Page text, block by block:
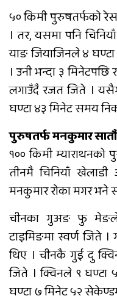
५० किमी पुरुषतर्फको
। तर, यसमा पनि
याङ जियाजिनले ४ घण्टा
। उनी भन्दा ३
लगाउँदै रजत जिते ।
घण्टा ४३ मिनेट समय
पुरुषतर्फ मनकुमार सातौं
१०० किमी म्याराथनको
तीनमै चिनियाँ खेलाडी
मनकुमार रोका मगर भने
चीनका गुअङ फु
टाइमिङमा स्वर्ण जिते
थिए । चीनकै गुई दु
जिते । क्विनले ९
घण्टा ७ मिनेट ५२